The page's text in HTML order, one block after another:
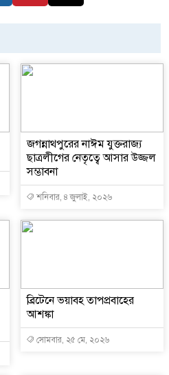
জগন্নাথপুরের নাঈম যুক্তরাজ্য
ছাত্রলীগের নেতৃত্বে আসার উজ্জল
সম্ভাবনা
শনিবার, ৪ জুলাই, ২০২৬
ব্রিটেনে ভয়াবহ তাপপ্রবাহের
আশঙ্কা
সোমবার, ২৫ মে, ২০২৬